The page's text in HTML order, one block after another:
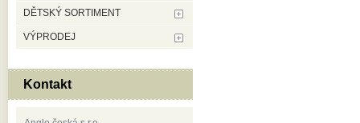
DĚTSKÝ SORTIMENT
VÝPRODEJ
Kontakt